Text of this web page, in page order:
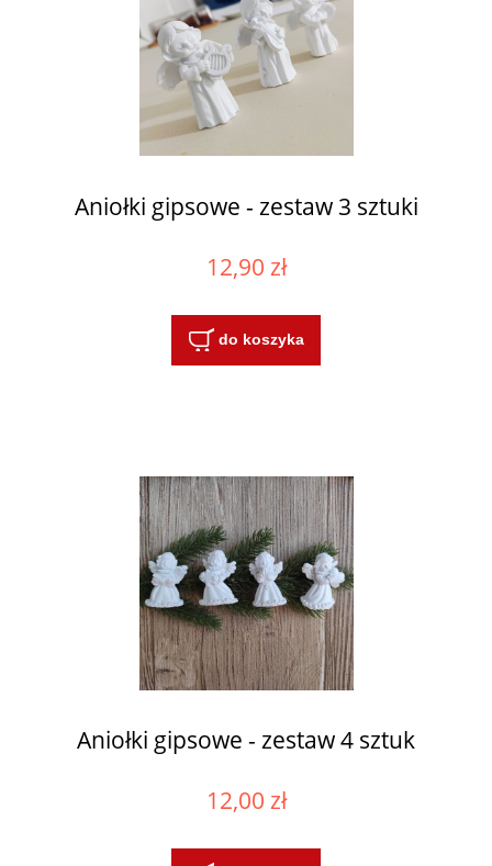
Aniołki gipsowe - zestaw 3 sztuki
12,90 zł
do koszyka
Aniołki gipsowe - zestaw 4 sztuk
12,00 zł